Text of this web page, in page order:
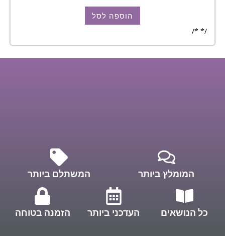
הוספה לסל
/* */
המומלץ ביותר המשתלם ביותר
כל הנושאים העדכני ביותר הזמנה בטוחה